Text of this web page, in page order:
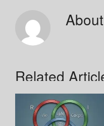
About
Related